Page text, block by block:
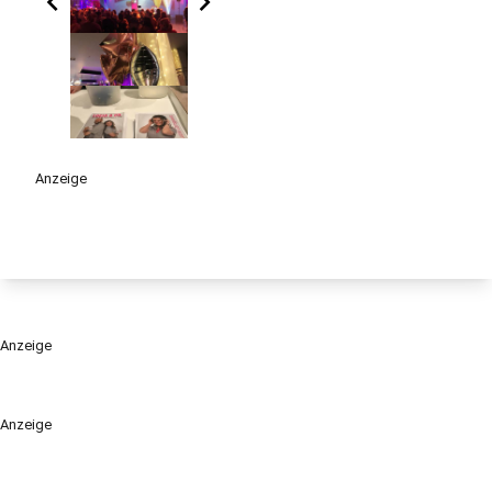
Anzeige
Anzeige
Anzeige